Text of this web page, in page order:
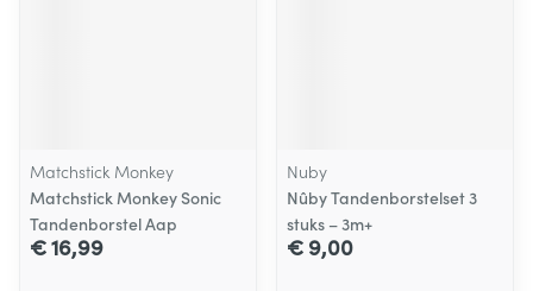
Matchstick Monkey
Matchstick Monkey Sonic
Tandenborstel Aap
€ 16,99
Nuby
Nûby Tandenborstelset 3
stuks – 3m+
€ 9,00